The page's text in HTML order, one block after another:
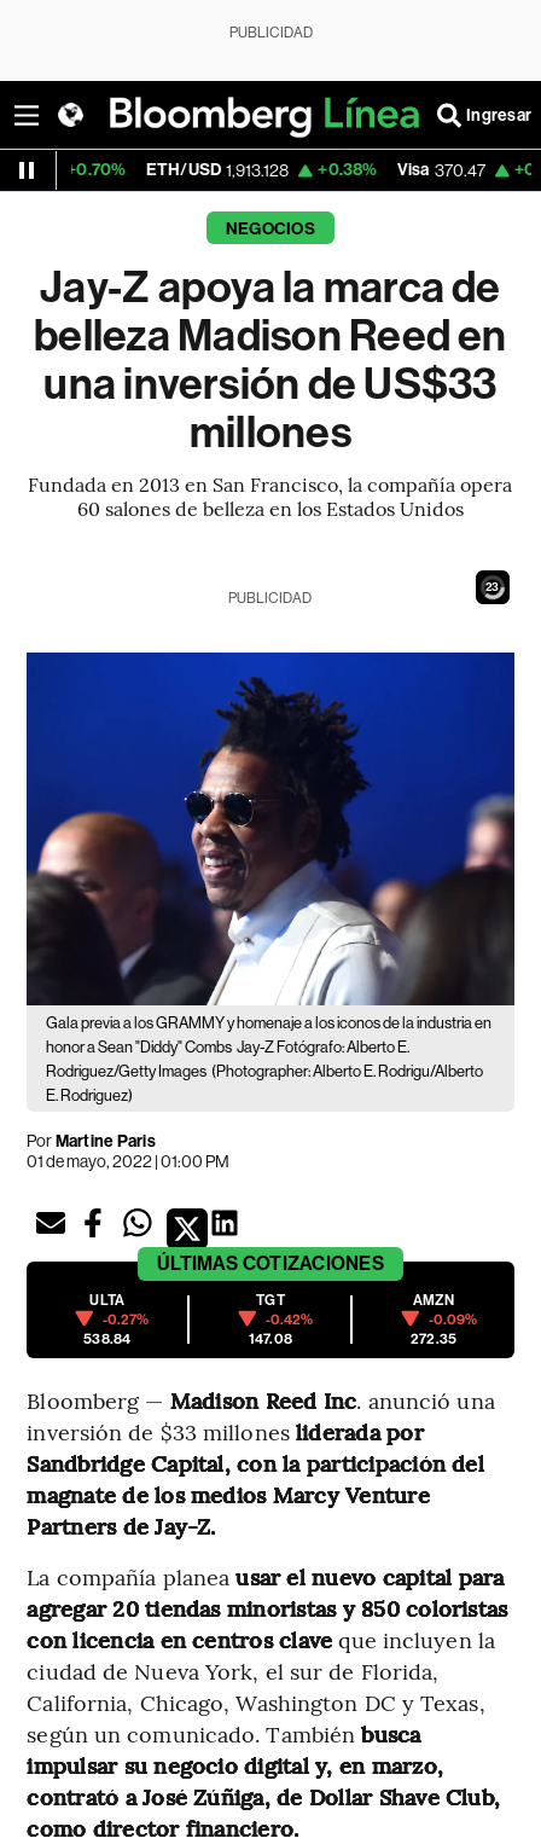
PUBLICIDAD
Ingresar
ETH/USD 1,913.128 +0.38% Visa 370.47 +0.52%
NEGOCIOS
Jay-Z apoya la marca de
belleza Madison Reed en
una inversión de US$33
millones
Fundada en 2013 en San Francisco, la compañía opera
60 salones de belleza en los Estados Unidos
21
PUBLICIDAD
Gala previa a los GRAMMY y homenaje a los iconos de la industria en
honor a Sean "Diddy" Combs Jay-Z Fotógrafo: Alberto E.
Rodriguez/Getty Images (Photographer: Alberto E. Rodrigu/Alberto
E. Rodriguez)
PorMartine Paris
01 de mayo, 2022 | 01:00 PM
ÚLTIMAS COTIZACIONES
ULTA
-0.27%
538.84
TGT
-0.42%
147.08
AMZN
-0.09%
272.35
Bloomberg — Madison Reed Inc. anunció una
inversión de $33 millones liderada por
Sandbridge Capital, con la participación del
magnate de los medios Marcy Venture
Partners de Jay-Z.
La compañía planeausar el nuevo capital para
agregar 20 tiendas minoristas y 850 coloristas
con licencia en centros clave que incluyen la
ciudad de Nueva York, el sur de Florida,
California, Chicago, Washington DC y Texas,
según un comunicado. También busca
impulsar su negocio digital y, en marzo,
contrató a José Zúñiga, de Dollar Shave Club,
como director financiero.